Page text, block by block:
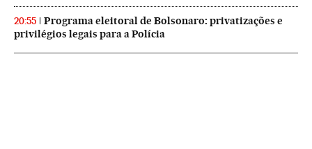
20:55
Programa eleitoral de Bolsonaro: privatizações e
privilégios legais para a Polícia